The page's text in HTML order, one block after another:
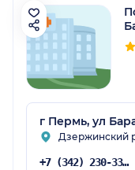
г Пермь, ул
Дзержинский
+7 (342) 230-33-83